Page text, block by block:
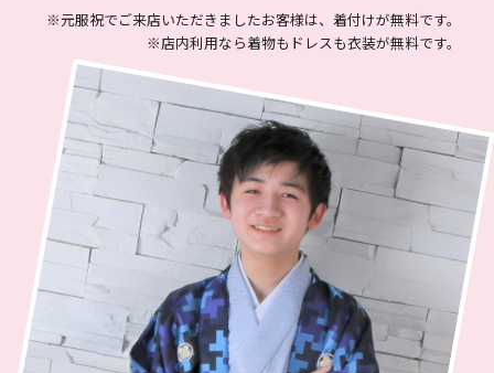
※元服祝でご来店いただきましたお客様は、着付けが無料です。
※店内利用なら着物もドレスも衣装が無料です。